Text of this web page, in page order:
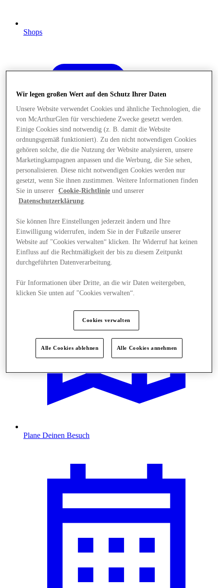
Shops
Angebote
Plane Deinen Besuch
Wir legen großen Wert auf den Schutz Ihrer Daten
Unsere Website verwendet Cookies und ähnliche Technologien, die
von McArthurGlen für verschiedene Zwecke gesetzt werden.
Einige Cookies sind notwendig (z. B. damit die Website
ordnungsgemäß funktioniert). Zu den nicht notwendigen Cookies
gehören solche, die die Nutzung der Website analysieren, unsere
Marketingkampagnen anpassen und die Werbung, die Sie sehen,
personalisieren. Diese nicht notwendigen Cookies werden nur
gesetzt, wenn Sie ihnen zustimmen. Weitere Informationen finden
Sie in unserer
Cookie-Richtlinie und unserer
Datenschutzerklärung.
Sie können Ihre Einstellungen jederzeit ändern und Ihre
Einwilligung widerrufen, indem Sie in der Fußzeile unserer
Website auf "Cookies verwalten“ klicken. Ihr Widerruf hat keinen
Einfluss auf die Rechtmäßigkeit der bis zu diesem Zeitpunkt
durchgeführten Datenverarbeitung.
Für Informationen über Dritte, an die wir Daten weitergeben,
klicken Sie unten auf "Cookies verwalten“.
Cookies verwalten
Alle Cookies ablehnen Alle Cookies annehmen